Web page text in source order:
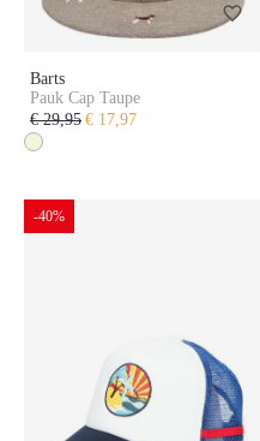
Barts
Pauk Cap Taupe
€ 29,95 € 17,97
-40%